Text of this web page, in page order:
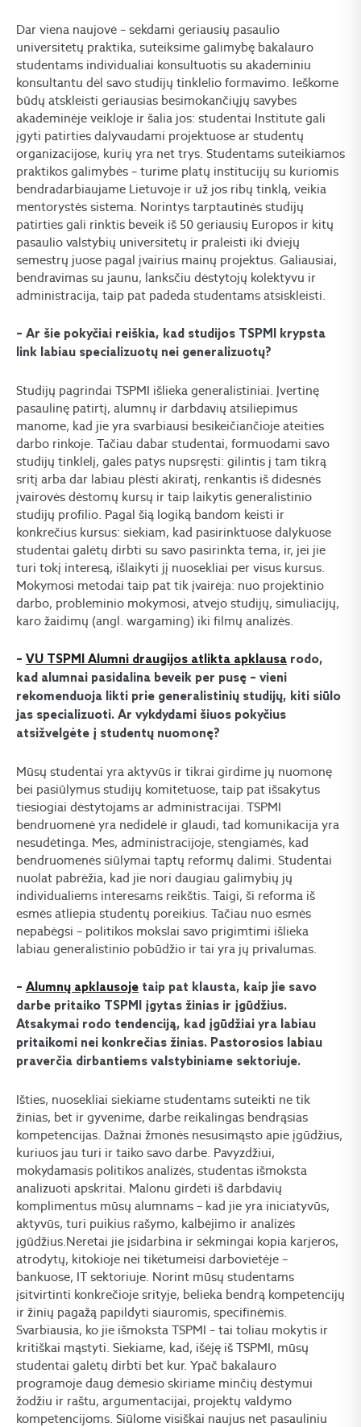
Dar viena naujovė – sekdami geriausių pasaulio
universitetų praktika, suteiksime galimybę bakalauro
studentams individualiai konsultuotis su akademiniu
konsultantu dėl savo studijų tinklelio formavimo. Ieškome
būdų atskleisti geriausias besimokančiųjų savybes
akademinėje veikloje ir šalia jos: studentai Institute gali
įgyti patirties dalyvaudami projektuose ar studentų
organizacijose, kurių yra net trys. Studentams suteikiamos
praktikos galimybės – turime platų institucijų su kuriomis
bendradarbiaujame Lietuvoje ir už jos ribų tinklą, veikia
mentorystės sistema. Norintys tarptautinės studijų
patirties gali rinktis beveik iš 50 geriausių Europos ir kitų
pasaulio valstybių universitetų ir praleisti iki dviejų
semestrų juose pagal įvairius mainų projektus. Galiausiai,
bendravimas su jaunu, lanksčiu dėstytojų kolektyvu ir
administracija, taip pat padeda studentams atsiskleisti.
– Ar šie pokyčiai reiškia, kad studijos TSPMI krypsta
link labiau specializuotų nei generalizuotų?
Studijų pagrindai TSPMI išlieka generalistiniai. Įvertinę
pasaulinę patirtį, alumnų ir darbdavių atsiliepimus
manome, kad jie yra svarbiausi besikeičiančioje ateities
darbo rinkoje. Tačiau dabar studentai, formuodami savo
studijų tinklelį, galės patys nupsręsti: gilintis į tam tikrą
sritį arba dar labiau plėsti akiratį, renkantis iš didesnės
įvairovės dėstomų kursų ir taip laikytis generalistinio
studijų profilio. Pagal šią logiką bandom keisti ir
konkrečius kursus: siekiam, kad pasirinktuose dalykuose
studentai galėtų dirbti su savo pasirinkta tema, ir, jei jie
turi tokį interesą, išlaikyti jį nuosekliai per visus kursus.
Mokymosi metodai taip pat tik įvairėja: nuo projektinio
darbo, probleminio mokymosi, atvejo studijų, simuliacijų,
karo žaidimų (angl. wargaming) iki filmų analizės.
– VU TSPMI Alumni draugijos atlikta apklausa rodo,
kad alumnai pasidalina beveik per pusę – vieni
rekomenduoja likti prie generalistinių studijų, kiti siūlo
jas specializuoti. Ar vykdydami šiuos pokyčius
atsižvelgėte į studentų nuomonę?
Mūsų studentai yra aktyvūs ir tikrai girdime jų nuomonę
bei pasiūlymus studijų komitetuose, taip pat išsakytus
tiesiogiai dėstytojams ar administracijai. TSPMI
bendruomenė yra nedidelė ir glaudi, tad komunikacija yra
nesudėtinga. Mes, administracijoje, stengiamės, kad
bendruomenės siūlymai taptų reformų dalimi. Studentai
nuolat pabrėžia, kad jie nori daugiau galimybių jų
individualiems interesams reikštis. Taigi, ši reforma iš
esmės atliepia studentų poreikius. Tačiau nuo esmės
nepabėgsi – politikos mokslai savo prigimtimi išlieka
labiau generalistinio pobūdžio ir tai yra jų privalumas.
– Alumnų apklausoje taip pat klausta, kaip jie savo
darbe pritaiko TSPMI įgytas žinias ir įgūdžius.
Atsakymai rodo tendenciją, kad įgūdžiai yra labiau
pritaikomi nei konkrečias žinias. Pastorosios labiau
praverčia dirbantiems valstybiniame sektoriuje.
Išties, nuosekliai siekiame studentams suteikti ne tik
žinias, bet ir gyvenime, darbe reikalingas bendrąsias
kompetencijas. Dažnai žmonės nesusimąsto apie įgūdžius,
kuriuos jau turi ir taiko savo darbe. Pavyzdžiui,
mokydamasis politikos analizės, studentas išmoksta
analizuoti apskritai. Malonu girdėti iš darbdavių
komplimentus mūsų alumnams – kad jie yra iniciatyvūs,
aktyvūs, turi puikius rašymo, kalbėjimo ir analizės
įgūdžius.Neretai jie įsidarbina ir sėkmingai kopia karjeros,
atrodytų, kitokioje nei tikėtumeisi darbovietėje –
bankuose, IT sektoriuje. Norint mūsų studentams
įsitvirtinti konkrečioje srityje, belieka bendrą kompetencijų
ir žinių pagažą papildyti siauromis, specifinėmis.
Svarbiausia, ko jie išmoksta TSPMI – tai toliau mokytis ir
kritiškai mąstyti. Siekiame, kad, išėję iš TSPMI, mūsų
studentai galėtų dirbti bet kur. Ypač bakalauro
programoje daug dėmesio skiriame minčių dėstymui
žodžiu ir raštu, argumentacijai, projektų valdymo
kompetencijoms. Siūlome visiškai naujus net pasauliniu